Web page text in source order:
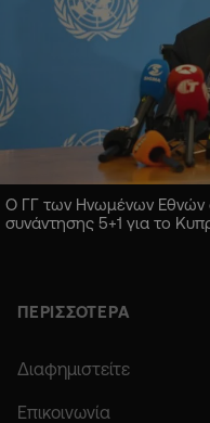
Ο ΓΓ των Ηνωμένων Εθνών
συνάντησης 5+1 για το
ΠΕΡΙΣΣΟΤΕΡΑ
Διαφημιστείτε
Επικοινωνία